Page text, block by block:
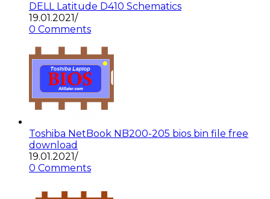
DELL Latitude D410 Schematics
19.01.2021/
0 Comments
Toshiba NetBook NB200-205 bios bin file free
download
19.01.2021/
0 Comments